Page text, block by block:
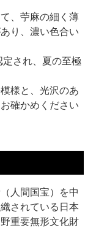
、苧麻の細く薄
り、濃い色合い
され、夏の至極
様と、光沢のあ
確かめください
人間国宝）を中
されている日本
重要無形文化財